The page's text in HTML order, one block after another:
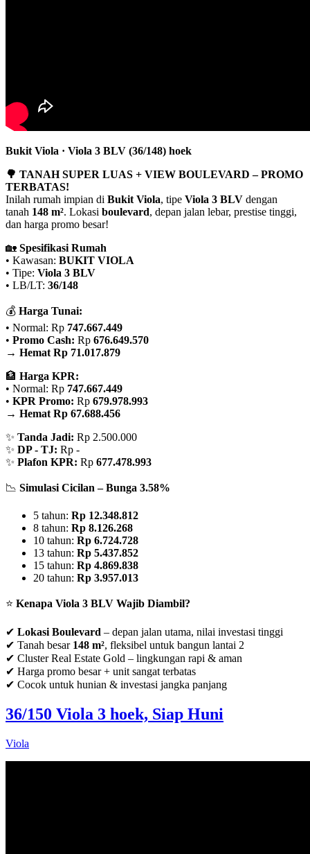
Bukit Viola · Viola 3 BLV (36/148) hoek
🌳 TANAH SUPER LUAS + VIEW BOULEVARD – PROMO
TERBATAS!
Inilah rumah impian di Bukit Viola, tipe Viola 3 BLV dengan
tanah 148 m². Lokasi boulevard, depan jalan lebar, prestise tinggi,
dan harga promo besar!
🏡 Spesifikasi Rumah
• Kawasan: BUKIT VIOLA
• Tipe: Viola 3 BLV
• LB/LT: 36/148
💰 Harga Tunai:
• Normal: Rp 747.667.449
• Promo Cash: Rp 676.649.570
→ Hemat Rp 71.017.879
🏦 Harga KPR:
• Normal: Rp 747.667.449
• KPR Promo: Rp 679.978.993
→ Hemat Rp 67.688.456
✨ Tanda Jadi: Rp 2.500.000
✨ DP - TJ: Rp -
✨ Plafon KPR: Rp 677.478.993
📉 Simulasi Cicilan – Bunga 3.58%
5 tahun: Rp 12.348.812
8 tahun: Rp 8.126.268
10 tahun: Rp 6.724.728
13 tahun: Rp 5.437.852
15 tahun: Rp 4.869.838
20 tahun: Rp 3.957.013
⭐ Kenapa Viola 3 BLV Wajib Diambil?
✔ Lokasi Boulevard – depan jalan utama, nilai investasi tinggi
✔ Tanah besar 148 m², fleksibel untuk bangun lantai 2
✔ Cluster Real Estate Gold – lingkungan rapi & aman
✔ Harga promo besar + unit sangat terbatas
✔ Cocok untuk hunian & investasi jangka panjang
36/150 Viola 3 hoek, Siap Huni
Viola